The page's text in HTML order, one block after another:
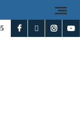
IMPRESO